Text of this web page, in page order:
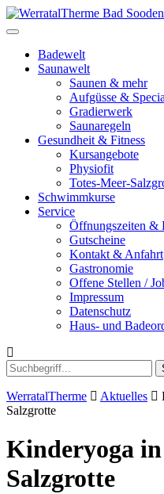
Toggle
navigationBadewelt
Saunawelt
Saunen & mehr
Aufgüsse &
Gradierwerk
Saunaregeln
Gesundheit & Fitness
Kursangebote
Physiofit
Totes-Meer-
Schwimmkurse
Service
Öffnungszeiten &
Gutscheine
Kontakt & Anfahrt
Gastronomie
Offene Stellen /
Impressum
Datenschutz
Haus- und
WerratalTherme Aktuelles
Salzgrotte
Kinderyoga
Salzgrotte